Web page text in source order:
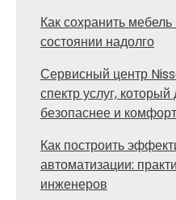
Как сохранить
состоянии надолго
Сервисный центр
спектр услуг,
безопаснее и
Как построить
автоматизации:
инженеров